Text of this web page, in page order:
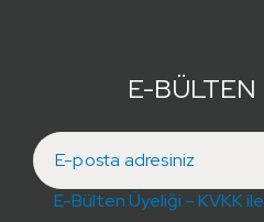
E-BÜLTEN
E-Bülten Üyeliği – KVKK